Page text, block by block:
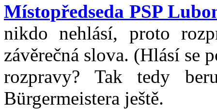
Místopředseda PSP
nikdo nehlásí, proto
závěrečná slova. (Hlásí se
rozpravy? Tak tedy
Bürgermeistera ještě.